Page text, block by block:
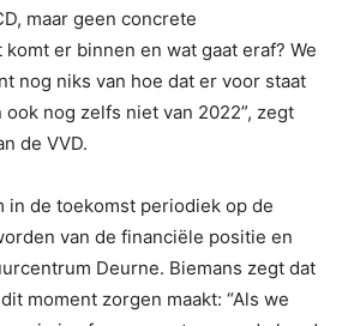
maar geen concrete
er binnen en wat gaat eraf? We
nog niks van hoe dat er voor staat
nog zelfs niet van 2022”, zegt
de VVD.
in de toekomst periodiek op de
van de financiële positie en
Deurne. Biemans zegt dat
moment zorgen maakt: “Als we